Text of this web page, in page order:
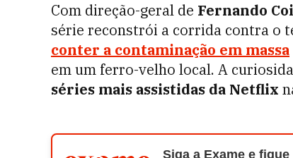
Com direção-geral de Fernando
série reconstrói a corrida contra o
conter a contaminação em massa
em um ferro-velho local. A
séries mais assistidas da Netflix
Siga a Exame e